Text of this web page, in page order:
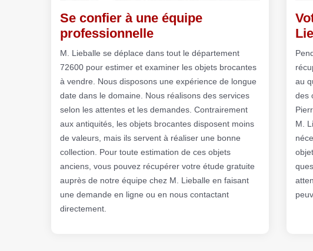
Se confier à une équipe
professionnelle
M. Lieballe se déplace dans tout le département
72600 pour estimer et examiner les objets brocantes
à vendre. Nous disposons une expérience de longue
date dans le domaine. Nous réalisons des services
selon les attentes et les demandes. Contrairement
aux antiquités, les objets brocantes disposent moins
de valeurs, mais ils servent à réaliser une bonne
collection. Pour toute estimation de ces objets
anciens, vous pouvez récupérer votre étude gratuite
auprès de notre équipe chez M. Lieballe en faisant
une demande en ligne ou en nous contactant
directement.
au
des
M.